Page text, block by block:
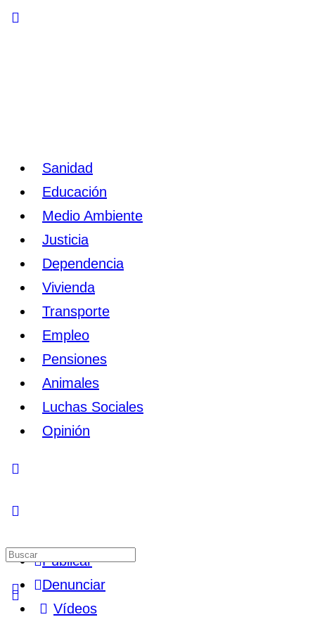
Sanidad
Educación
Medio Ambiente
Justicia
Dependencia
Vivienda
Transporte
Empleo
Pensiones
Animales
Luchas Sociales
Opinión
Publicar
Denunciar
Vídeos
Buscar